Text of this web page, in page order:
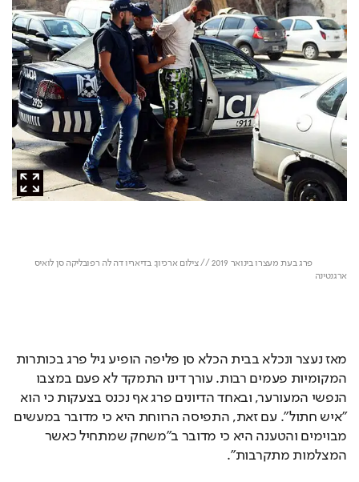
                פרג בעת מעצרו בינואר 2019 // צילום ארכיון: בדיאריו דה לה רפובליקה סן לואיס
ארגנטינה
מאז נעצר ונכלא בבית הכלא סן פליפה הופיע גיל פרג בכותרות
המקומיות פעמים רבות. עורך דינו התמקד לא פעם במצבו
הנפשי המעורער, ובאחד הדיונים פרג אף נכנס בצעקות כי הוא
"איש חתול". עם זאת, התפיסה הרווחת היא כי מדובר במעשים
מבוימים והטענה היא כי מדובר ב"משחק שמתחיל כאשר
המצלמות מתקרבות".